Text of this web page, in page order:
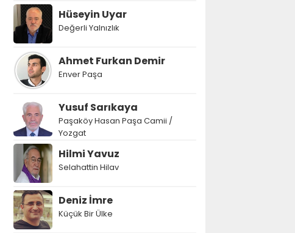
Hüseyin Uyar
Değerli Yalnızlık
Ahmet Furkan Demir
Enver Paşa
Yusuf Sarıkaya
Paşaköy Hasan Paşa Camii /
Yozgat
Hilmi Yavuz
Selahattin Hilav
Deniz İmre
Küçük Bir Ülke